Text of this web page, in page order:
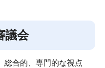
議会
合的、専門的な視点